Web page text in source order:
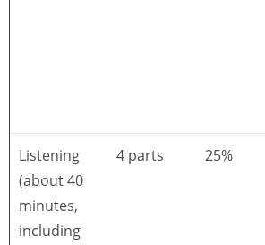
Listening
(about 40
minutes,
including
4 parts 25%